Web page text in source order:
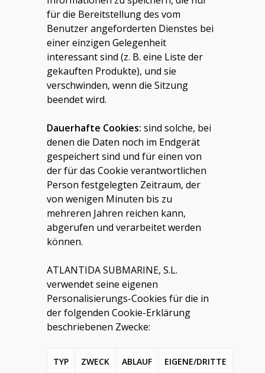
für die Bereitstellung des vom
Benutzer angeforderten Dienstes bei
einer einzigen Gelegenheit
interessant sind (z. B. eine Liste der
gekauften Produkte), und sie
verschwinden, wenn die Sitzung
beendet wird.
Dauerhafte Cookies:sind solche, bei
denen die Daten noch im Endgerät
gespeichert sind und für einen von
der für das Cookie verantwortlichen
Person festgelegten Zeitraum, der
von wenigen Minuten bis zu
mehreren Jahren reichen kann,
abgerufen und verarbeitet werden
können.
ATLANTIDA SUBMARINE, S.L.
verwendet seine eigenen
Personalisierungs-Cookies für die in
der folgenden Cookie-Erklärung
beschriebenen Zwecke:
TYP ZWECK ABLAUF EIGENE/DRITTE